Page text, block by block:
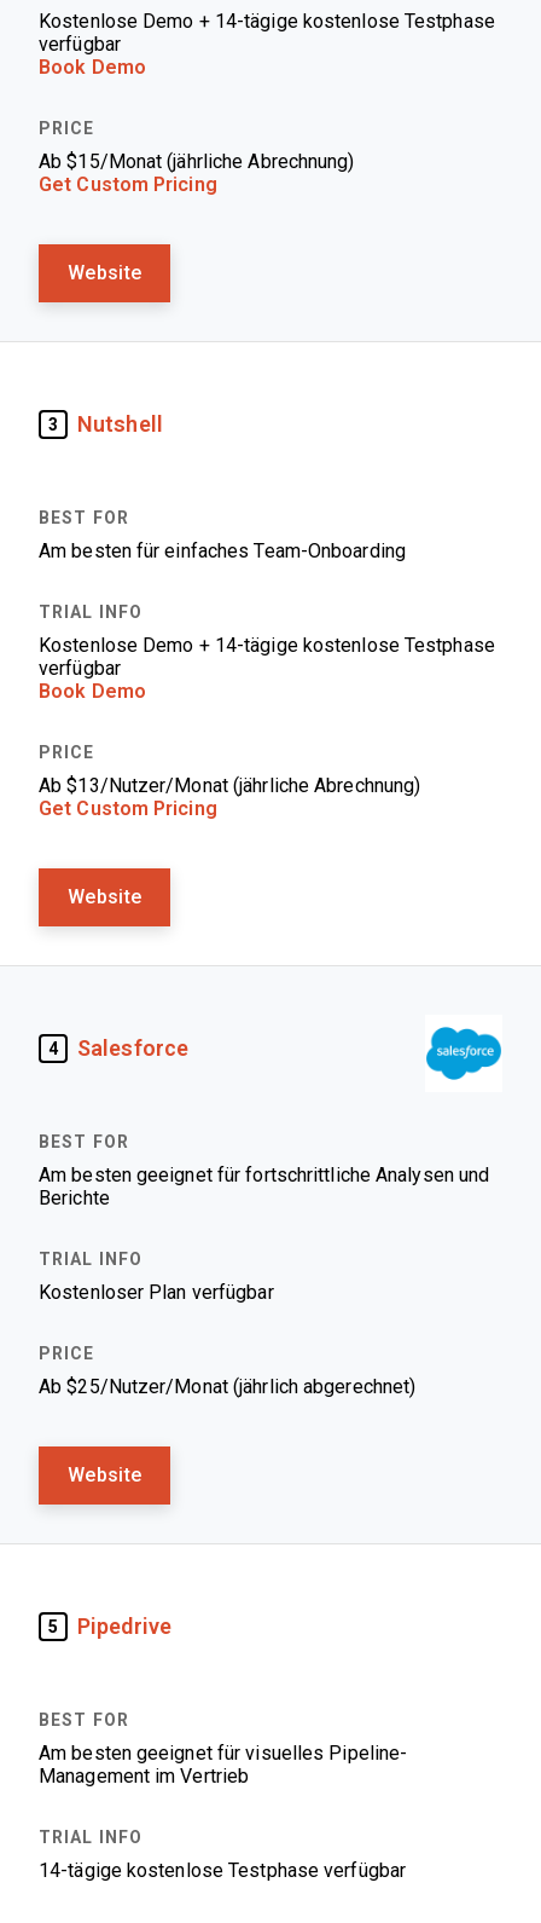
Kostenlose Demo + 14-tägige kostenlose Testphase
verfügbar
Book Demo
Ab $15/Monat (jährliche Abrechnung)
Get Custom Pricing
Website
3 Nutshell
Am besten für einfaches Team-Onboarding
Kostenlose Demo + 14-tägige kostenlose Testphase
verfügbar
Book Demo
Ab $13/Nutzer/Monat (jährliche Abrechnung)
Get Custom Pricing
Website
4 Salesforce
Am besten geeignet für fortschrittliche Analysen und
Berichte
Kostenloser Plan verfügbar
Ab $25/Nutzer/Monat (jährlich abgerechnet)
Website
5 Pipedrive
Am besten geeignet für visuelles Pipeline-
Management im Vertrieb
14-tägige kostenlose Testphase verfügbar